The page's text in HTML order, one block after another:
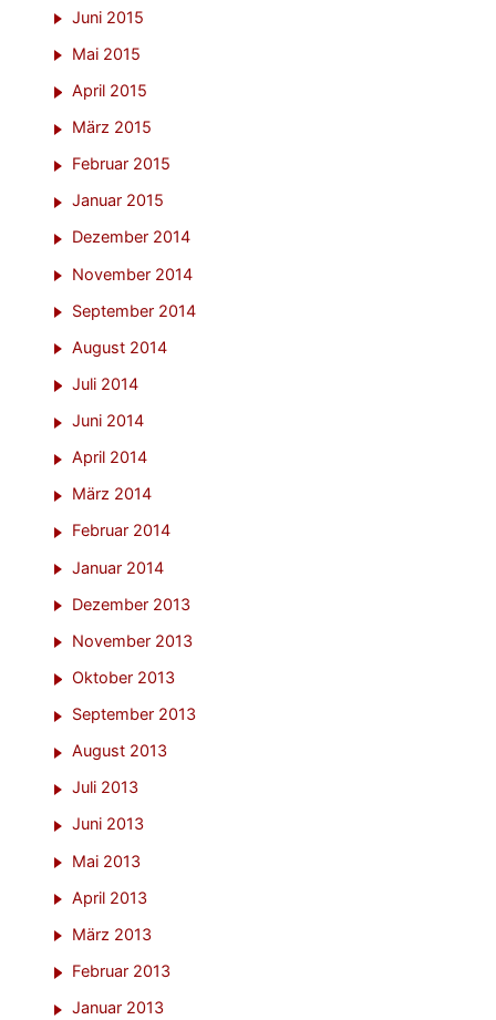
Juni 2015
Mai 2015
April 2015
März 2015
Februar 2015
Januar 2015
Dezember 2014
November 2014
September 2014
August 2014
Juli 2014
Juni 2014
April 2014
März 2014
Februar 2014
Januar 2014
Dezember 2013
November 2013
Oktober 2013
September 2013
August 2013
Juli 2013
Juni 2013
Mai 2013
April 2013
März 2013
Februar 2013
Januar 2013